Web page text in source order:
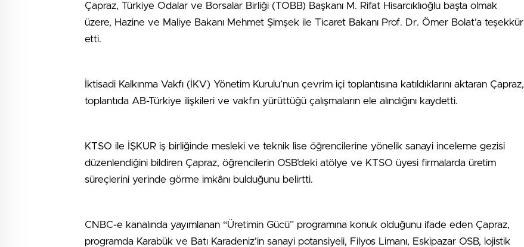
Çapraz, Türkiye Odalar ve Borsalar Birliği (TOBB) Başkanı M. Rifat Hisarcıklıoğlu başta olmak
üzere, Hazine ve Maliye Bakanı Mehmet Şimşek ile Ticaret Bakanı Prof. Dr. Ömer Bolat’a teşekkür
etti.
İktisadi Kalkınma Vakfı (İKV) Yönetim Kurulu’nun çevrim içi toplantısına katıldıklarını aktaran Çapraz,
toplantıda AB-Türkiye ilişkileri ve vakfın yürüttüğü çalışmaların ele alındığını kaydetti.
KTSO ile İŞKUR iş birliğinde mesleki ve teknik lise öğrencilerine yönelik sanayi inceleme gezisi
düzenlendiğini bildiren Çapraz, öğrencilerin OSB’deki atölye ve KTSO üyesi firmalarda üretim
süreçlerini yerinde görme imkânı bulduğunu belirtti.
CNBC-e kanalında yayımlanan “Üretimin Gücü” programına konuk olduğunu ifade eden Çapraz,
programda Karabük ve Batı Karadeniz’in sanayi potansiyeli, Filyos Limanı, Eskipazar OSB, lojistik